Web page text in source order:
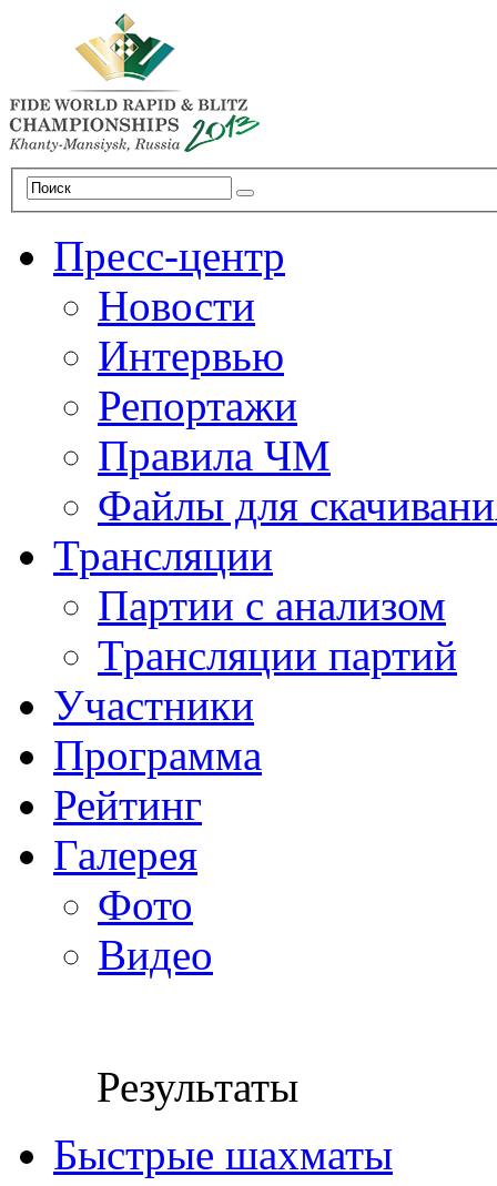
Пресс-центр
Новости
Интервью
Репортажи
Правила ЧМ
Файлы для
Трансляции
Партии с анализом
Трансляции партий
Участники
Программа
Рейтинг
Галерея
Фото
Видео
Результаты
Быстрые шахматы